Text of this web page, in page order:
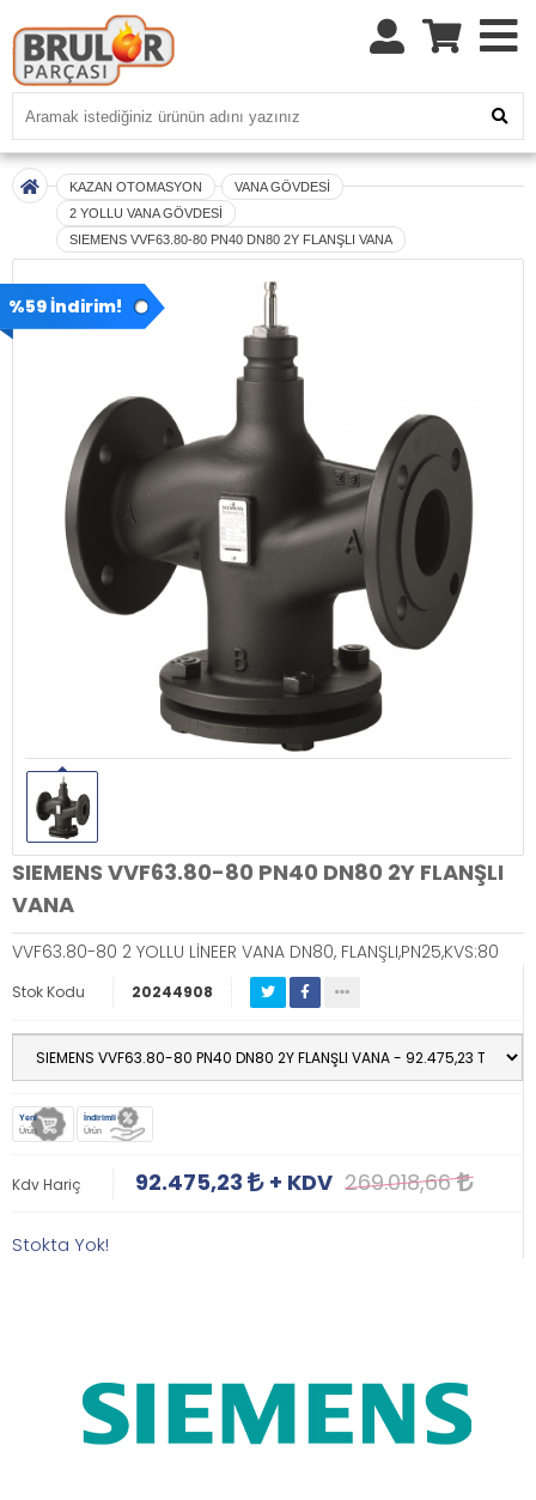
KAZAN OTOMASYON
VANA GÖVDESİ
2 YOLLU VANA GÖVDESİ
SIEMENS VVF63.80-80 PN40 DN80 2Y FLANŞLI VANA
%59 İndirim!
SIEMENS VVF63.80-80 PN40 DN80 2Y FLANŞLI
VANA
VVF63.80-80 2 YOLLU LİNEER VANA DN80, FLANŞLI,PN25,KVS:80
Stok Kodu 20244908
Yeni
Ürün
İndirimli
Ürün
Kdv Hariç 92.475,23 + KDV 269.018,66
Stokta Yok!